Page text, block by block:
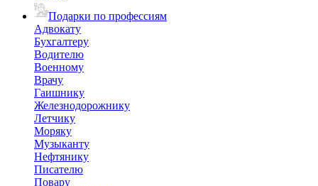
Подарки по профессиям
Адвокату
Бухгалтеру
Водителю
Военному
Врачу
Гаишнику
Железнодорожнику
Летчику
Моряку
Музыканту
Нефтянику
Писателю
Повару